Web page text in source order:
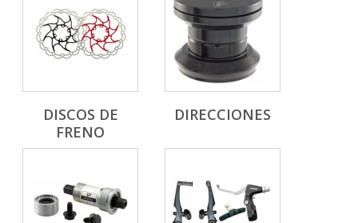
DISCOS DE
FRENO
DIRECCIONES